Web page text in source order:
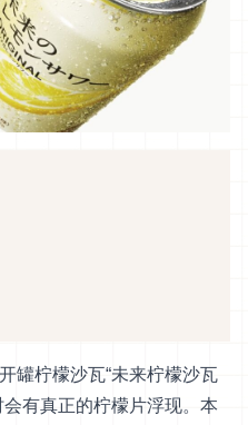
罐柠檬沙瓦“未来柠檬沙瓦
会有真正的柠檬片浮现。本